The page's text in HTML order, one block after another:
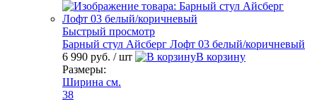
Быстрый просмотр
Барный стул Айсберг Лофт 03 белый/коричневый
6 990 руб. / шт
В корзину
Размеры:
Ширина см.
38